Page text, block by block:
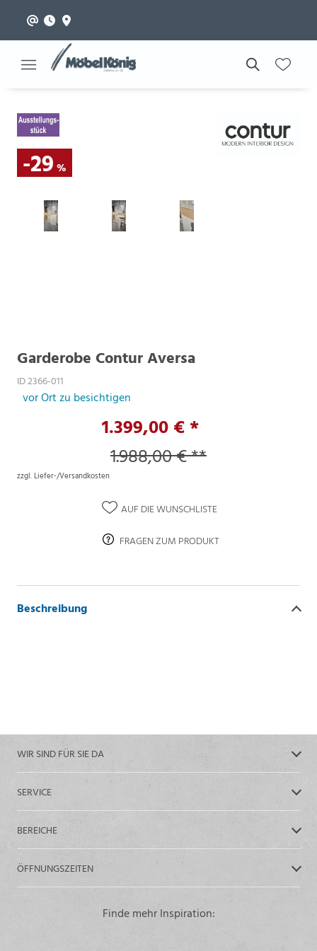
-29 %
Garderobe Contur Aversa
ID 2366-011
vor Ort zu besichtigen
1.399,00 € *
1.988,00 € **
zzgl. Liefer-/Versandkosten
AUF DIE WUNSCHLISTE
FRAGEN ZUM PRODUKT
Beschreibung
WIR SIND FÜR SIE DA
SERVICE
BEREICHE
ÖFFNUNGSZEITEN
Finde mehr Inspiration: